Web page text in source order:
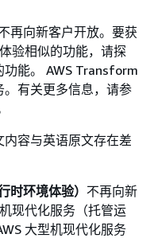
再向新客户开放。要获
验相似的功能，请探
能。 AWS Transform
有关更多信息，请参
容与英语原文存在差
时环境体验） 不再向新
现代化服务（托管运
大型机现代化服务